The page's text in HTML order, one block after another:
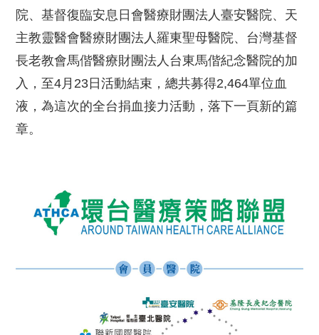
院、基督復臨安息日會醫療財團法人臺安醫院、天
主教靈醫會醫療財團法人羅東聖母醫院、台灣基督
長老教會馬偕醫療財團法人台東馬偕紀念醫院的加
入，至4月23日活動結束，總共募得2,464單位血
液，為這次的全台捐血接力活動，落下一頁新的篇
章。